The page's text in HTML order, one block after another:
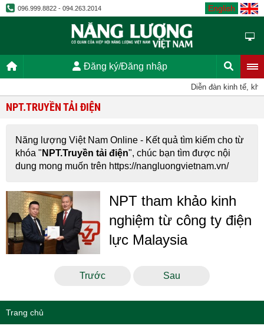
096.999.8822 - 094.263.2014 English
Đăng ký/Đăng nhập
Diễn đàn kinh tế,
NPT.TRUYỀN TẢI ĐIỆN
Năng lượng Việt Nam Online - Kết quả tìm kiếm cho từ
khóa " NPT.Truyền tải điện", chúc bạn tìm được nội
dung mong muốn trên https://nangluongvietnam.vn/
NPT tham khảo kinh
nghiệm từ công ty điện
lực Malaysia
Trước Sau
Trang chủ